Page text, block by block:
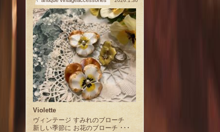
Violette
ヴィンテージ すみれのブローチ
新しい季節に お花のブローチ ･･･